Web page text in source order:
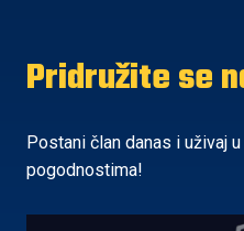
Pridružite se
Postani član danas i uživaj
pogodnostima!